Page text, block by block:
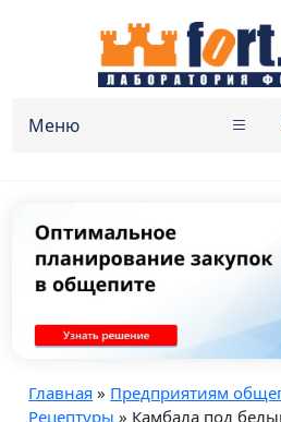
Меню
Главная » Предприятиям
Рецептуры » Камбала под